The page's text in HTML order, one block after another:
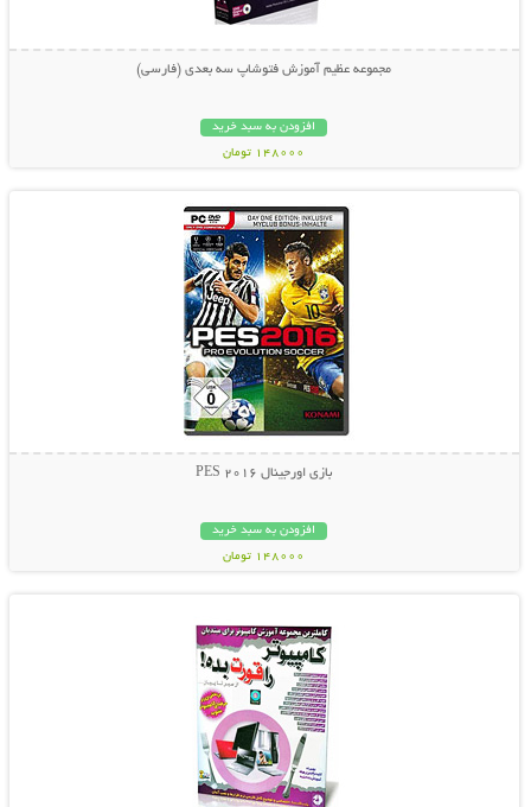
مجموعه عظیم آموزش فتوشاپ سه بعدی (فارسی)
افزودن به سبد خرید
148000 تومان
نمایش توضیحات بیشتر
بازی اورجینال PES 2016
افزودن به سبد خرید
148000 تومان
نمایش توضیحات بیشتر